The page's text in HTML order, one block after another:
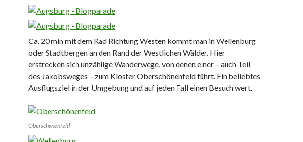
Ca. 20 min mit dem Rad Richtung Westen kommt man in Wellenburg
oder Stadtbergen an den Rand der Westlichen Wälder. Hier
erstrecken sich unzählige Wanderwege, von denen einer – auch Teil
des Jakobsweges – zum Kloster Oberschönenfeld führt. Ein beliebtes
Ausflugsziel in der Umgebung und auf jeden Fall einen Besuch wert.
Oberschönenfeld